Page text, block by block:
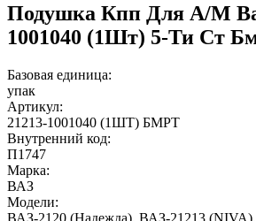
Подушка Кпп Для А/М
1001040 (1Шт) 5-Ти Ст
Базовая единица:
упак
Артикул:
21213-1001040 (1ШТ) БМРТ
Внутренний код:
П1747
Марка:
ВАЗ
Модели:
ВАЗ-2120 (Надежда), ВАЗ-21213 (NIVA),